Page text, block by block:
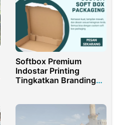
Softbox Premium
Indostar Printing
Tingkatkan Branding